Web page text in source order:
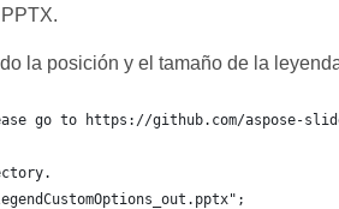
la posición y el tamaño de la
go to https://github.com/aspose-